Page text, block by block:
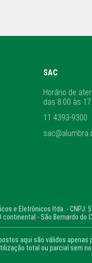
SAC
Horário de
das 8:00 às
11 4393-9300
e Eletrônicos ltda. - CNPJ:
continental - São Bernardo do
aqui são válidos
total ou parcial sem